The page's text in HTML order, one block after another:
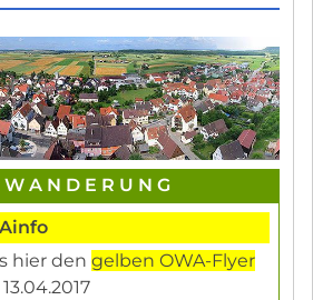
A N D E R U N G
hier den gelben OWA-Flyer